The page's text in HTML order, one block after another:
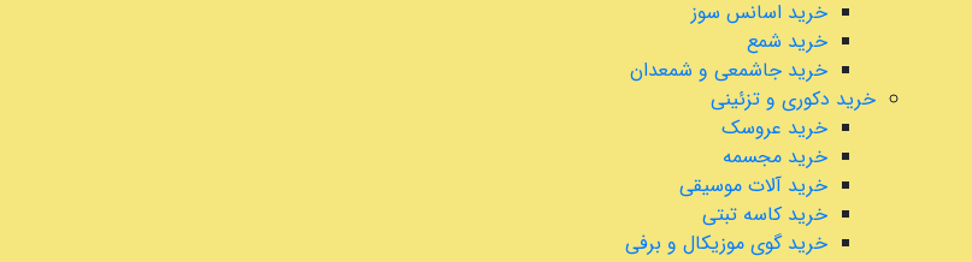
خرید اسانس سوز
خرید شمع
خرید جاشمعی و شمعدان
خرید دکوری و تزئینی
خرید عروسک
خرید مجسمه
خرید آلات موسیقی
خرید کاسه تبتی
خرید گوی موزیکال و برفی